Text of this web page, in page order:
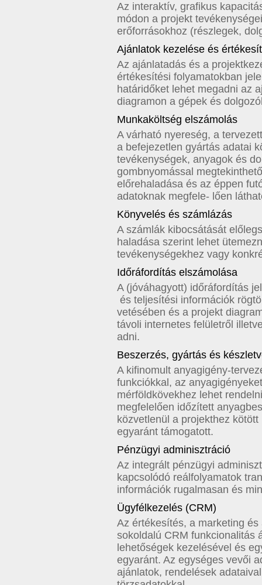
Az interaktív, grafikus
módon a projekt
erőforrásokhoz (részlegek,
Ajánlatok kezelése és
Az ajánlatadás és a
értékesítési folyamatokban
határidőket lehet megadni az
diagramon a gépek és
Munkaköltség elszámolás
A várható nyereség, a
a befejezetlen gyártás adatai
tevékenységek, anyagok és
gombnyomással
előrehaladása és az éppen
adatoknak megfele- lően
Könyvelés és számlázás
A számlák kibocsátását
haladása szerint lehet
tevékenységekhez vagy
Időráfordítás elszámolása
A (jóváhagyott) időráfordítás
és teljesítési információk
vetésében és a projekt
távoli internetes felületről
adni.
Beszerzés, gyártás és
A kifinomult anyagigény-
funkciókkal, az
mérföldkövekhez lehet
megfelelően időzített
közvetlenül a projekthez
egyaránt támogatott.
Pénzügyi adminisztráció
Az integrált pénzügyi
kapcsolódó reálfolyamatok
információk rugalmasan és
Ügyfélkezelés (CRM)
Az értékesítés, a marketing
sokoldalú CRM funkcionalitás
lehetőségek kezelésével és
egyaránt. Az egységes vevői
ajánlatok, rendelések